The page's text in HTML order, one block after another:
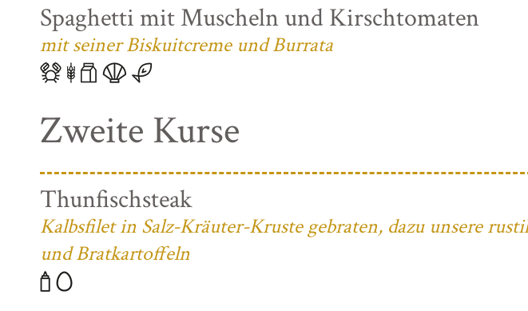
Spaghetti mit Muscheln und Kirschtomaten
mit seiner Biskuitcreme und Burrata
Zweite Kurse
Thunfischsteak
Kalbsfilet in Salz-Kräuter-Kruste gebraten, dazu unsere
und Bratkartoffeln